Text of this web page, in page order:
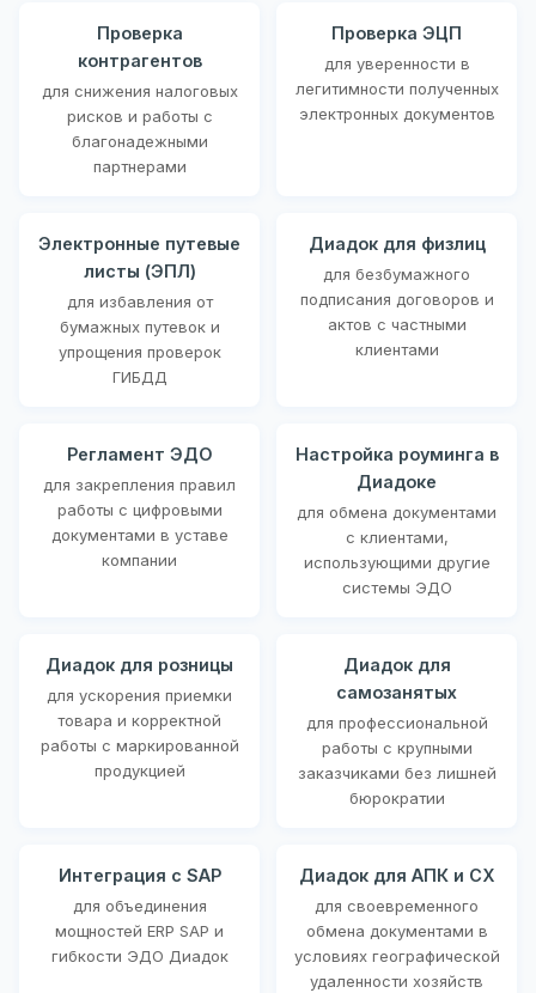
Проверка
контрагентов
для снижения налоговых
рисков и работы с
благонадежными
партнерами
Проверка ЭЦП
для уверенности в
легитимности полученных
электронных документов
Электронные путевые
листы (ЭПЛ)
для избавления от
бумажных путевок и
упрощения проверок
ГИБДД
Диадок для физлиц
для безбумажного
подписания договоров и
актов с частными
клиентами
Регламент ЭДО
для закрепления правил
работы с цифровыми
документами в уставе
компании
Настройка роуминга в
Диадоке
для обмена документами
с клиентами,
использующими другие
системы ЭДО
Диадок для розницы
для ускорения приемки
товара и корректной
работы с маркированной
продукцией
Диадок для
самозанятых
для профессиональной
работы с крупными
заказчиками без лишней
бюрократии
Интеграция с SAP
для объединения
мощностей ERP SAP и
гибкости ЭДО Диадок
Диадок для АПК и СХ
для своевременного
обмена документами в
условиях географической
удаленности хозяйств